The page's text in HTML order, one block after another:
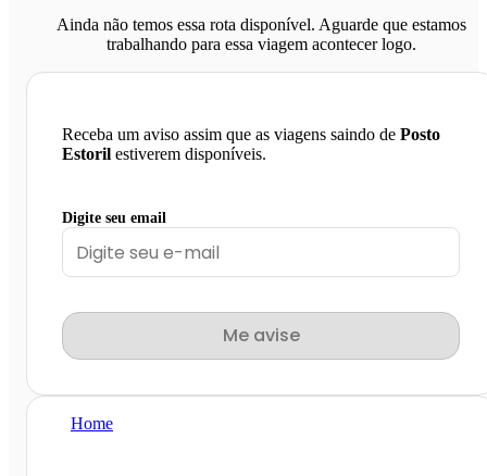
Ainda não temos essa rota disponível. Aguarde que estamos
trabalhando para essa viagem acontecer logo.
Receba um aviso assim que as viagens saindo de Posto
Estoril estiverem disponíveis.
Digite seu email
Me avise
Home